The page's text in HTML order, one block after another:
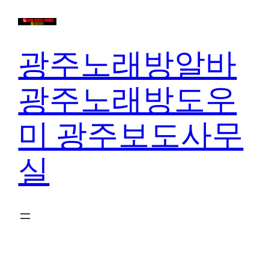
광주노래방알바
광주노래방도우
미 광주보도사무
실